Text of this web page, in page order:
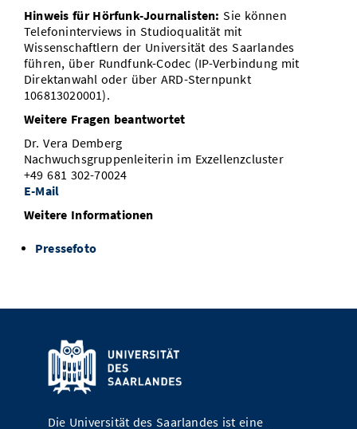
Hinweis für Hörfunk-Journalisten: Sie können
Telefoninterviews in Studioqualität mit
Wissenschaftlern der Universität des Saarlandes
führen, über Rundfunk-Codec (IP-Verbindung mit
Direktanwahl oder über ARD-Sternpunkt
106813020001).
Weitere Fragen beantwortet
Dr. Vera Demberg
Nachwuchsgruppenleiterin im Exzellenzcluster
+49 681 302-70024
E-Mail
Weitere Informationen
Pressefoto
Die Universität des Saarlandes ist eine